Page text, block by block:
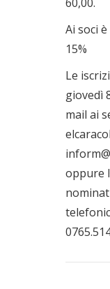
Ai soci
15%
Le
giovedì
mail ai
oppure